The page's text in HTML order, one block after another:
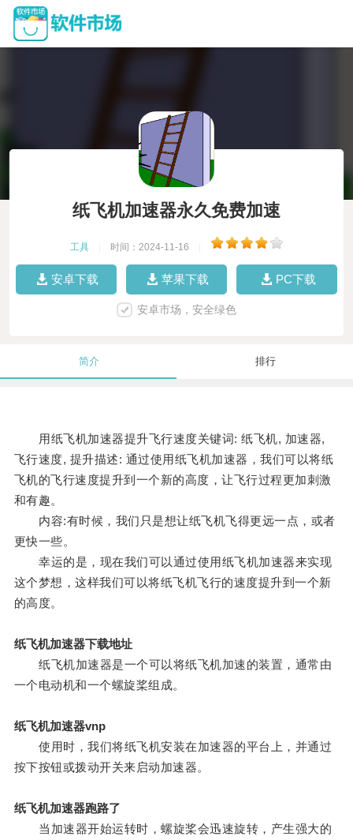
纸飞机加速器永久免费加速
工具 时间：2024-11-16
安卓下载 苹果下载 PC下载
安卓市场，安全绿色
简介 排行
用纸飞机加速器提升飞行速度关键词: 纸飞机, 加速器,
飞行速度, 提升描述: 通过使用纸飞机加速器，我们可以将纸
飞机的飞行速度提升到一个新的高度，让飞行过程更加刺激
和有趣。
内容:有时候，我们只是想让纸飞机飞得更远一点，或者
更快一些。
幸运的是，现在我们可以通过使用纸飞机加速器来实现
这个梦想，这样我们可以将纸飞机飞行的速度提升到一个新
的高度。
纸飞机加速器下载地址
纸飞机加速器是一个可以将纸飞机加速的装置，通常由
一个电动机和一个螺旋桨组成。
纸飞机加速器vnp
使用时，我们将纸飞机安装在加速器的平台上，并通过
按下按钮或拨动开关来启动加速器。
纸飞机加速器跑路了
当加速器开始运转时，螺旋桨会迅速旋转，产生强大的